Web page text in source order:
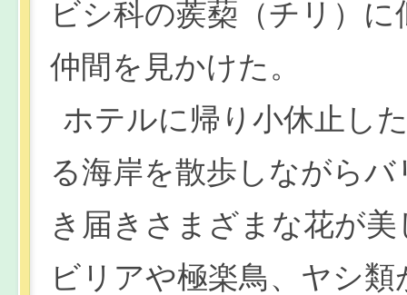
ビシ科の蒺蔾（チリ）
仲間を見かけた。
ホテルに帰り小休止し
る海岸を散歩しながら
き届きさまざまな花が
ビリアや極楽鳥、ヤシ